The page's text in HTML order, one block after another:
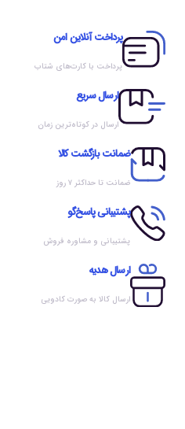
پرداخت آنلاین امن
پرداخت با کارت‌های شتاب
ارسال سریع
ارسال در کوتاه‌ترین زمان
ضمانت بازگشت کالا
ضمانت تا حداکثر ۷ روز
پشتیبانی پاسخ‌گو
پشتیبانی و مشاوره فروش
ارسال هدیه
ارسال کالا به صورت کادویی